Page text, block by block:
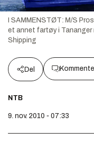
I SAMMENSTØT: M/S
et annet fartøy i Tananger
Shipping
Del
NTB
9. nov. 2010 - 07:33